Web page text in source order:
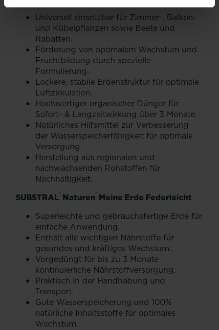
Universell einsetzbar für Zimmer-, Balkon-
und Kübelpflanzen sowie Beete und
Rabatten.
Förderung von optimalem Wachstum und
Fruchtbildung durch spezielle
Formulierung.
Lockere, stabile Erdenstruktur für optimale
Luftzirkulation.
Hochwertiger organischer Dünger für
Sofort- & Langzeitwirkung über 3 Monate.
Natürliches Hilfsmittel zur Verbesserung
der Wasserspeicherfähigkeit für optimale
Versorgung.
Herstellung aus regionalen und
nachwachsenden Rohstoffen für
Nachhaltigkeit.
SUBSTRAL® Naturen® Meine Erde Federleicht
Superleichte und gebrauchsfertige Erde für
einfache Anwendung.
Enthält alle wichtigen Nährstoffe für
gesundes und kräftiges Wachstum.
Vorgedüngt für bis zu 3 Monate
kontinuierliche Nährstoffversorgung.
Praktisch in der Handhabung und
Transport.
Gute Wasserspeicherung und 100%
natürliche Inhaltsstoffe für optimales
Wachstum.